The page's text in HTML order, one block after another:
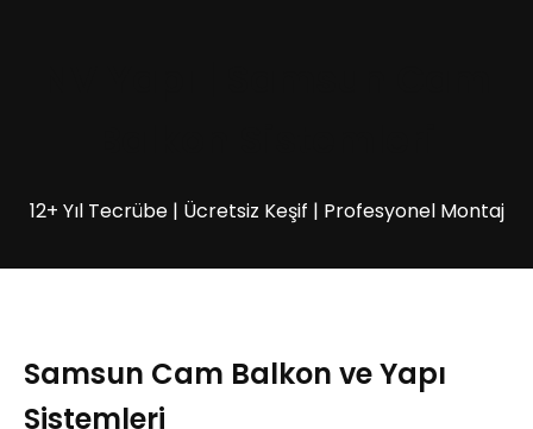
12+ Yıl Tecrübe | Ücretsiz Keşif | Profesyonel Montaj
Samsun Cam Balkon ve Yapı
Sistemleri